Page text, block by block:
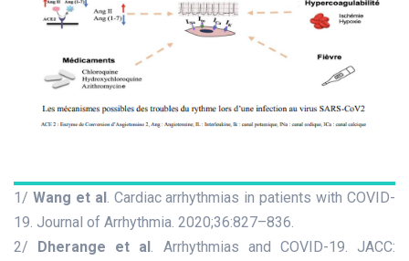
1/ Wang et al. Cardiac arrhythmias in patients with COVID-
19. Journal of Arrhythmia. 2020;36:827–836.
2/ Dherange et al . Arrhythmias and COVID-19. JACC: